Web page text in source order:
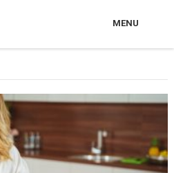
MENU